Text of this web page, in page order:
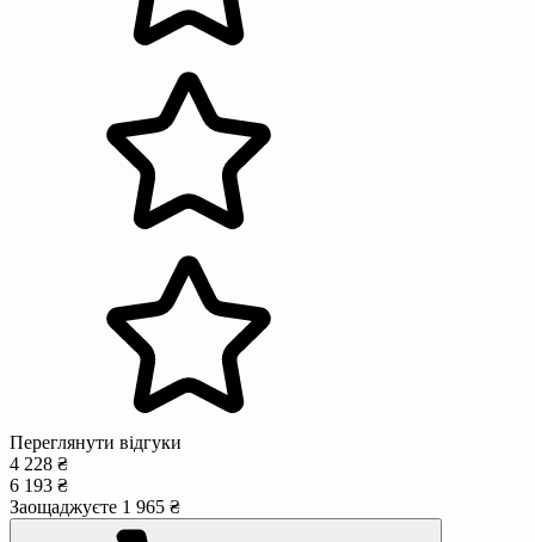
Переглянути відгуки
4 228 ₴
6 193 ₴
Заощаджуєте 1 965 ₴